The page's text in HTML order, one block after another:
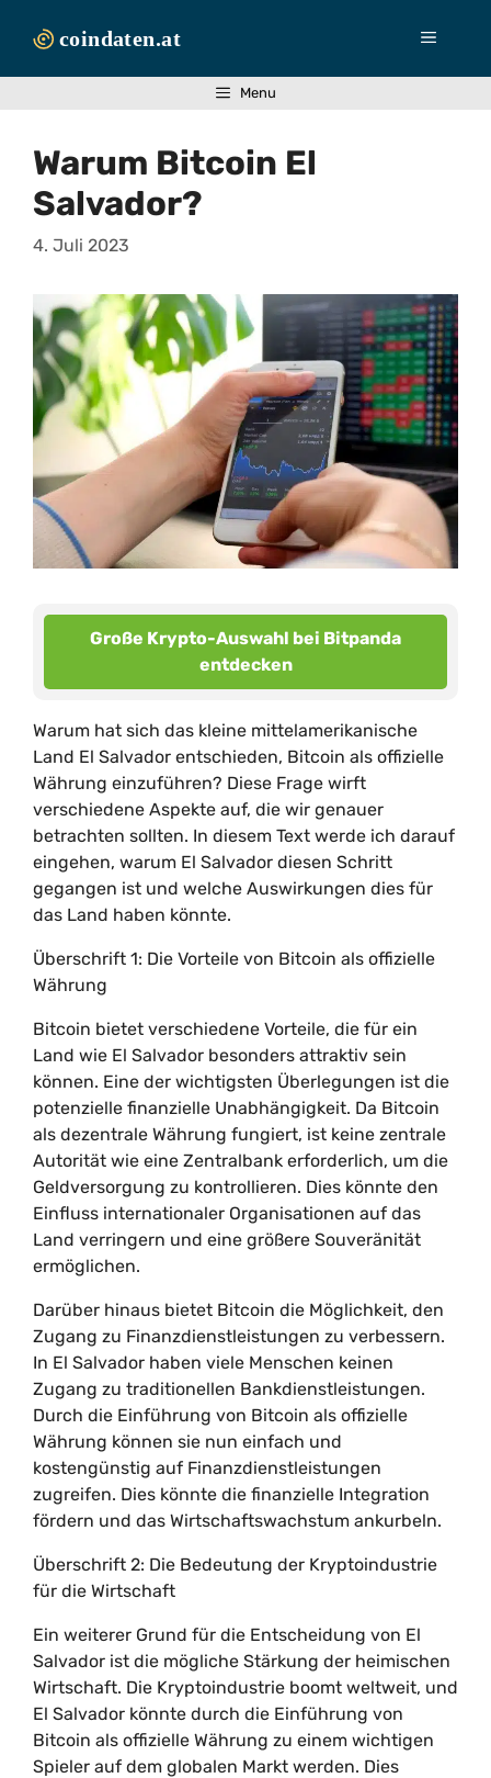
Inhalt
Menü
Menu
Warum Bitcoin El
Salvador?
4. Juli 2023
Große Krypto-Auswahl bei Bitpanda
entdecken
Warum hat sich das kleine mittelamerikanische
Land El Salvador entschieden, Bitcoin als offizielle
Währung einzuführen? Diese Frage wirft
verschiedene Aspekte auf, die wir genauer
betrachten sollten. In diesem Text werde ich darauf
eingehen, warum El Salvador diesen Schritt
gegangen ist und welche Auswirkungen dies für
das Land haben könnte.
Überschrift 1: Die Vorteile von Bitcoin als offizielle
Währung
Bitcoin bietet verschiedene Vorteile, die für ein
Land wie El Salvador besonders attraktiv sein
können. Eine der wichtigsten Überlegungen ist die
potenzielle finanzielle Unabhängigkeit. Da Bitcoin
als dezentrale Währung fungiert, ist keine zentrale
Autorität wie eine Zentralbank erforderlich, um die
Geldversorgung zu kontrollieren. Dies könnte den
Einfluss internationaler Organisationen auf das
Land verringern und eine größere Souveränität
ermöglichen.
Darüber hinaus bietet Bitcoin die Möglichkeit, den
Zugang zu Finanzdienstleistungen zu verbessern.
In El Salvador haben viele Menschen keinen
Zugang zu traditionellen Bankdienstleistungen.
Durch die Einführung von Bitcoin als offizielle
Währung können sie nun einfach und
kostengünstig auf Finanzdienstleistungen
zugreifen. Dies könnte die finanzielle Integration
fördern und das Wirtschaftswachstum ankurbeln.
Überschrift 2: Die Bedeutung der Kryptoindustrie
für die Wirtschaft
Ein weiterer Grund für die Entscheidung von El
Salvador ist die mögliche Stärkung der heimischen
Wirtschaft. Die Kryptoindustrie boomt weltweit, und
El Salvador könnte durch die Einführung von
Bitcoin als offizielle Währung zu einem wichtigen
Spieler auf dem globalen Markt werden. Dies